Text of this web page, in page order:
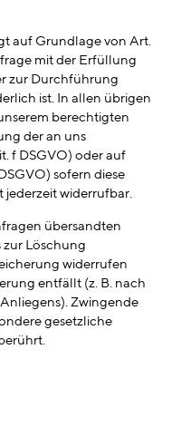
auf Grundlage von Art.
mit der Erfüllung
zur Durchführung
ist. In allen übrigen
berechtigten
der an uns
f DSGVO) oder auf
sofern diese
jederzeit widerrufbar.
übersandten
zur Löschung
widerrufen
entfällt (z. B. nach
Zwingende
gesetzliche